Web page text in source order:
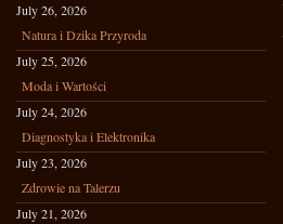
July 26, 2026
Natura i Dzika Przyroda
July 25, 2026
Moda i Wartości
July 24, 2026
Diagnostyka i Elektronika
July 23, 2026
Zdrowie na Talerzu
July 21, 2026